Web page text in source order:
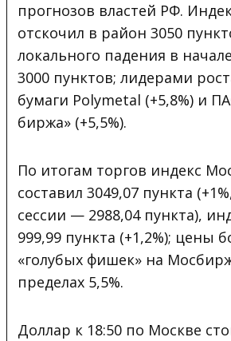
прогнозов властей РФ.
отскочил в район 3050
локального падения в
3000 пунктов; лидерами
бумаги Polymetal (+5,8%) и
биржа» (+5,5%).
По итогам торгов индекс
составил 3049,07 пункта
сессии — 2988,04 пункта),
999,99 пункта (+1,2%); цены
«голубых фишек» на
пределах 5,5%.
Доллар к 18:50 по Москве